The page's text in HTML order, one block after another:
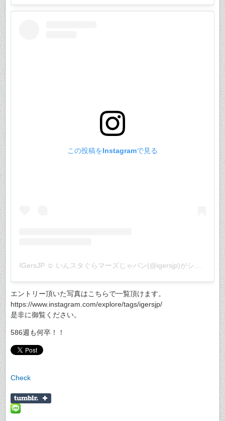
この投稿をInstagramで見る
エントリー頂いた写真はこちらで一覧頂けます。
https://www.instagram.com/explore/tags/igersjp/
是非に御覧ください。
586週も何卒！！
Check